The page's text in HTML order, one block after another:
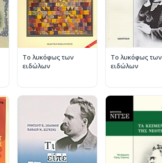
Το λυκόφως των
ειδώλων
Το λυκόφως των
ειδώλων